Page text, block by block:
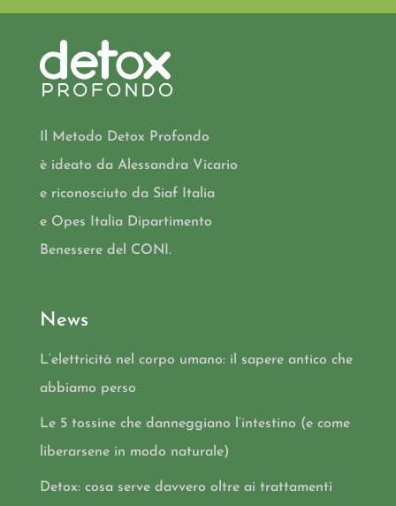
Il Metodo Detox Profondo
è ideato da Alessandra Vicario
e riconosciuto da Siaf Italia
e Opes Italia Dipartimento
Benessere del CONI.
News
L’elettricità nel corpo umano: il sapere antico che
abbiamo perso
Le 5 tossine che danneggiano l’intestino (e come
liberarsene in modo naturale)
Detox: cosa serve davvero oltre ai trattamenti